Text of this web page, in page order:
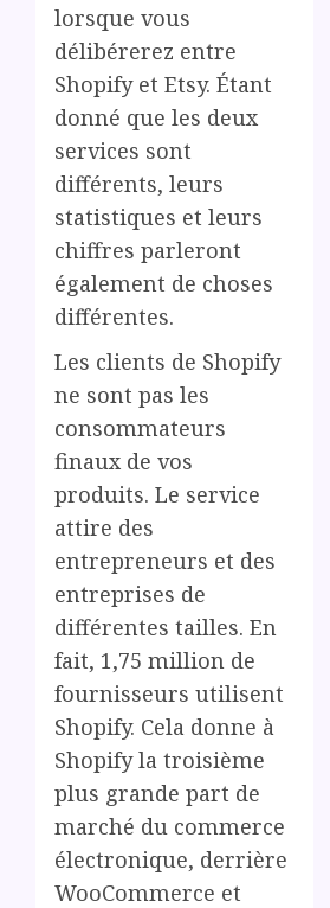
lorsque vous
délibérerez entre
Shopify et Etsy. Étant
donné que les deux
services sont
différents, leurs
statistiques et leurs
chiffres parleront
également de choses
différentes.
Les clients de Shopify
ne sont pas les
consommateurs
finaux de vos
produits. Le service
attire des
entrepreneurs et des
entreprises de
différentes tailles. En
fait, 1,75 million de
fournisseurs utilisent
Shopify. Cela donne à
Shopify la troisième
plus grande part de
marché du commerce
électronique, derrière
WooCommerce et